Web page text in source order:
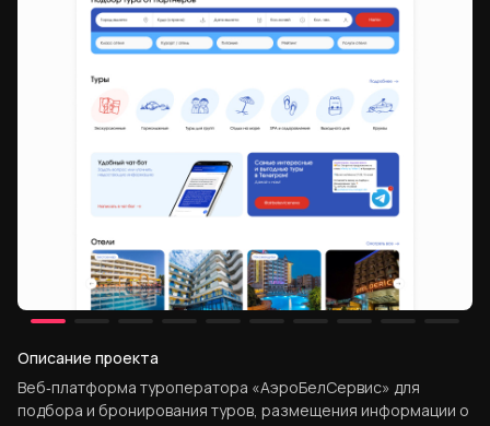
Описание проекта
Веб‑платформа туроператора «АэроБелСервис» для
подбора и бронирования туров, размещения информации о